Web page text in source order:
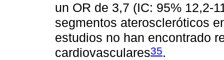
un OR de 3,7 (IC: 95% 12,2-
segmentos ateroscleróticos
estudios no han encontrado
cardiovasculares35.